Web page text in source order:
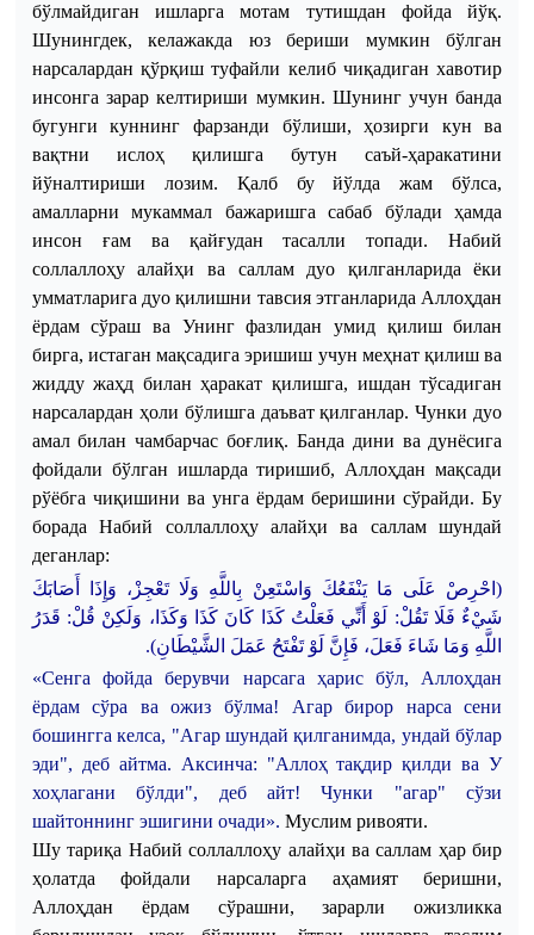
бўлмайдиган ишларга мотам тутишдан фойда йўқ.
Шунингдек, келажакда юз бериши мумкин бўлган
нарсалардан қўрқиш туфайли келиб чиқадиган хавотир
инсонга зарар келтириши мумкин. Шунинг учун банда
бугунги куннинг фарзанди бўлиши, ҳозирги кун ва
вақтни ислоҳ қилишга бутун саъй-ҳаракатини
йўналтириши лозим. Қалб бу йўлда жам бўлса,
амалларни мукаммал бажаришга сабаб бўлади ҳамда
инсон ғам ва қайғудан тасалли топади. Набий
соллаллоҳу алайҳи ва саллам дуо қилганларида ёки
умматларига дуо қилишни тавсия этганларида Аллоҳдан
ёрдам сўраш ва Унинг фазлидан умид қилиш билан
бирга, истаган мақсадига эришиш учун меҳнат қилиш ва
жидду жаҳд билан ҳаракат қилишга, ишдан тўсадиган
нарсалардан ҳоли бўлишга даъват қилганлар. Чунки дуо
амал билан чамбарчас боғлиқ. Банда дини ва дунёсига
фойдали бўлган ишларда тиришиб, Аллоҳдан мақсади
рўёбга чиқишини ва унга ёрдам беришини сўрайди.Бу
борада
Набий соллаллоҳу алайҳи ва саллам
шундай
деганлар:
(احْرِصْ عَلَى مَا يَنْفَعُكَ وَاستَعِنْ بِاللَّهِ وَلَا تَعْجِزْ، وَإِذَا أَصَابَكَ
شَيْءٌ فَلَا تَقُلْ: لَوْ أَنِّي فَعَلْتُ كَذَا كَانَ كَذَا وَكَذَا، وَلَكِنْ قُلْ: قَدَرُ
اللَّهِ وَمَا شَاءَ فَعَلَ، فَإِنَّ لَوْ تَفْتَحُ عَمَلَ الشَّيْطَانِ).
«Сенга фойда берувчи нарсага ҳарис бўл, Аллоҳдан
ёрдам
сўра ва ожиз бўлма! Агар бирор нарса
сени
бошингга келса, "Агар шундай қилганимда, ундай бўлар
эди", деб айтма. Аксинча: "Аллоҳ тақдир қилди ва У
хоҳлагани бўлди", деб айт! Чунки "агар" сўзи
шайтоннинг эшигини очади». Муслим ривояти.
Шу тариқа Набий соллаллоҳу алайҳи ва саллам ҳар бир
ҳолатда фойдали нарсаларга аҳамият беришни,
Аллоҳдан ёрдам сўрашни, зарарли ожизликка